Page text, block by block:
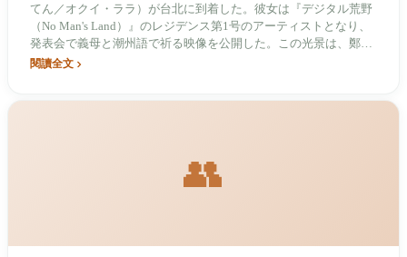
てん／オクイ・ララ）が台北に到着した。彼女は『デジタル荒野
（No Man's Land）』のレジデンス第1号のアーティストとなり、
発表会で義母と潮州語で祈る映像を公開した。この光景は、鄭文
琦が2番2011年に設立した『デジタル荒野』の縮図である。12年
閱讀全文
👥